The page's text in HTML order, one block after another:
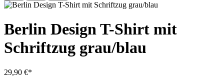
Berlin Design T-Shirt mit
Schriftzug grau/blau
29,90 €*